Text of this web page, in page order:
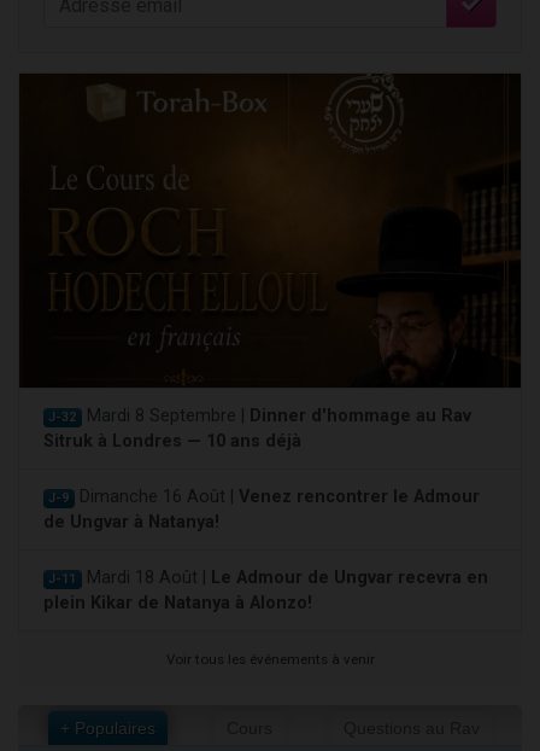
J-32 Mardi 8 Septembre |
Dinner d'hommage au Rav
Sitruk à Londres — 10 ans déjà
J-9 Dimanche 16 Août | Venez rencontrer le Admour
de Ungvar à Natanya!
J-11 Mardi 18 Août |
Le Admour de Ungvar recevra en
plein Kikar de Natanya à Alonzo!
Voir tous les événements à venir
+ Populaires